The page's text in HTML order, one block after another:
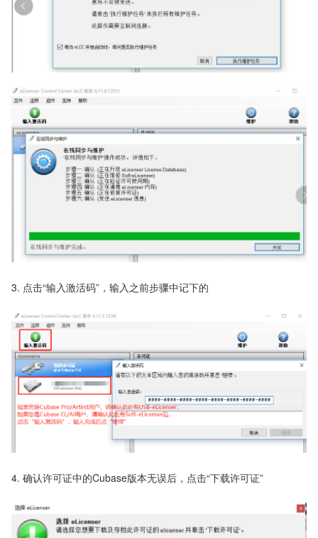
3. 点击“输入激活码”，输入之前步骤中记下的
4. 确认许可证中的Cubase版本无误后，点击“下载许可证”